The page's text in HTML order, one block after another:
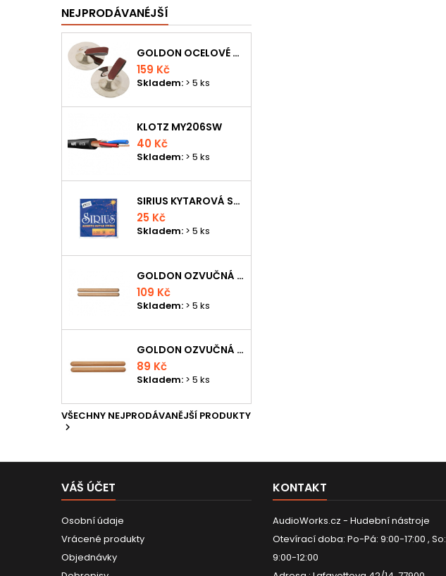
NEJPRODÁVANÉJŠÍ
GOLDON OCELOVÉ PRSTOVÉ ČINELKY
159 Kč
Skladem: > 5 ks
KLOTZ MY206SW
40 Kč
Skladem: > 5 ks
SIRIUS KYTAROVÁ STRUNA
25 Kč
Skladem: > 5 ks
GOLDON OZVUČNÁ DŘÍVKA 18 X 200MM
109 Kč
Skladem: > 5 ks
GOLDON OZVUČNÁ DŘÍVKA 15 X 150MM
89 Kč
Skladem: > 5 ks
VŠECHNY NEJPRODÁVANĚJŠÍ PRODUKTY

VÁŠ ÚČET
Osobní údaje
Vrácené produkty
Objednávky
KONTAKT
AudioWorks.cz - Hudební nástroje
Otevírací doba: Po-Pá: 9:00-17:00 , So:
9:00-12:00